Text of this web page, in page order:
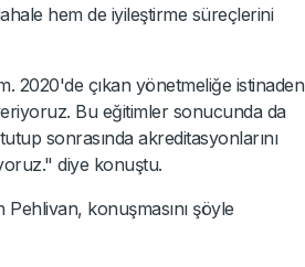
hem de iyileştirme süreçlerini
2020'de çıkan yönetmeliğe istinaden
Bu eğitimler sonucunda da
sonrasında akreditasyonlarını
diye konuştu.
Pehlivan, konuşmasını şöyle